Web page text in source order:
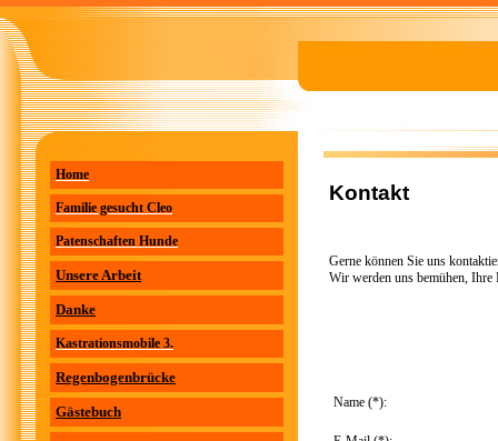
Home
Familie gesucht Cleo
Patenschaften Hunde
Unsere Arbeit
Danke
Kastrationsmobile 3.
Regenbogenbrücke
Gästebuch
Kontakt
Gerne können Sie uns
Wir werden uns bemühen, Ihre
Name (*):